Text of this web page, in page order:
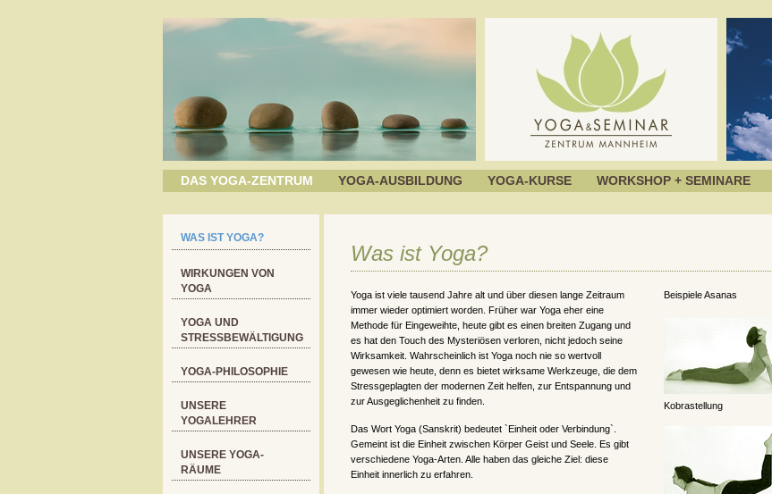
DAS YOGA-ZENTRUM YOGA-AUSBILDUNG YOGA-KURSE WORKSHOP + SEMINARE
WAS IST YOGA?
WIRKUNGEN VON
YOGA
YOGA UND
STRESSBEWÄLTIGUNG
YOGA-PHILOSOPHIE
UNSERE
YOGALEHRER
UNSERE YOGA-
RÄUME
Was ist Yoga?
Beispiele Asanas
Kobrastellung
Yoga ist viele tausend Jahre alt und über diesen lange Zeitraum
immer wieder optimiert worden. Früher war Yoga eher eine
Methode für Eingeweihte, heute gibt es einen breiten Zugang und
es hat den Touch des Mysteriösen verloren, nicht jedoch seine
Wirksamkeit. Wahrscheinlich ist Yoga noch nie so wertvoll
gewesen wie heute, denn es bietet wirksame Werkzeuge, die dem
Stressgeplagten der modernen Zeit helfen, zur Entspannung und
zur Ausgeglichenheit zu finden.
Das Wort Yoga (Sanskrit) bedeutet `Einheit oder Verbindung`.
Gemeint ist die Einheit zwischen Körper Geist und Seele. Es gibt
verschiedene Yoga-Arten. Alle haben das gleiche Ziel: diese
Einheit innerlich zu erfahren.